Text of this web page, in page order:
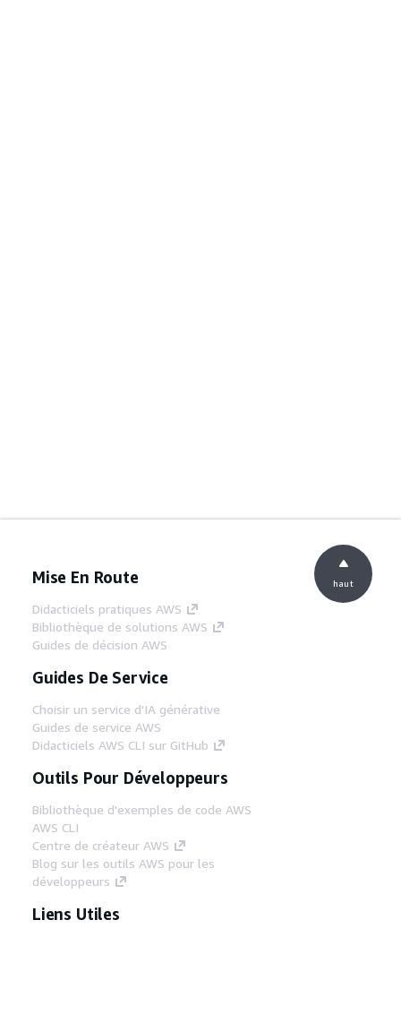
Mise En Route
Didacticiels pratiques AWS
Bibliothèque de solutions AWS
Guides de décision AWS
Guides De Service
Choisir un service d'IA générative
Guides de service AWS
Didacticiels AWS CLI sur GitHub
Outils Pour Développeurs
Bibliothèque d'exemples de code AWS
AWS CLI
Centre de créateur AWS
Blog sur les outils AWS pour les
développeurs
Liens Utiles
haut